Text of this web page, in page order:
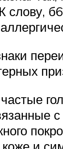
слову,
и